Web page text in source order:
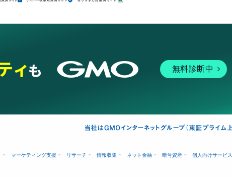
無料診断中
マーケティング支援 リサーチ 情報収集 ネット金融 暗号資産 個人向けサービス